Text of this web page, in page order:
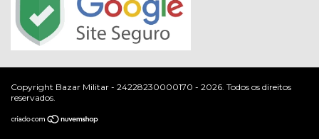
Copyright Bazar Militar - 24228230000170 - 2026. Todos os direitos
reservados.